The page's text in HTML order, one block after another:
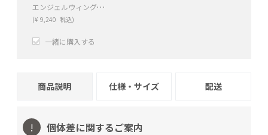
エンジェルウィングスドッグA / GR デコフィギア
(¥ 9,240 税込)
一緒に購入する
商品説明 仕様・サイズ 配送
! 個体差に関するご案内